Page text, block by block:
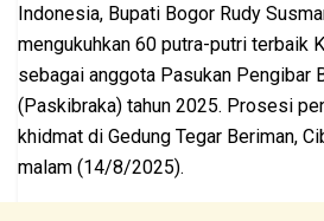
Indonesia, Bupati Bogor Rudy
mengukuhkan 60 putra-putri terbaik
sebagai anggota Pasukan Pengibar
(Paskibraka) tahun 2025. Prosesi
khidmat di Gedung Tegar Beriman,
malam (14/8/2025).